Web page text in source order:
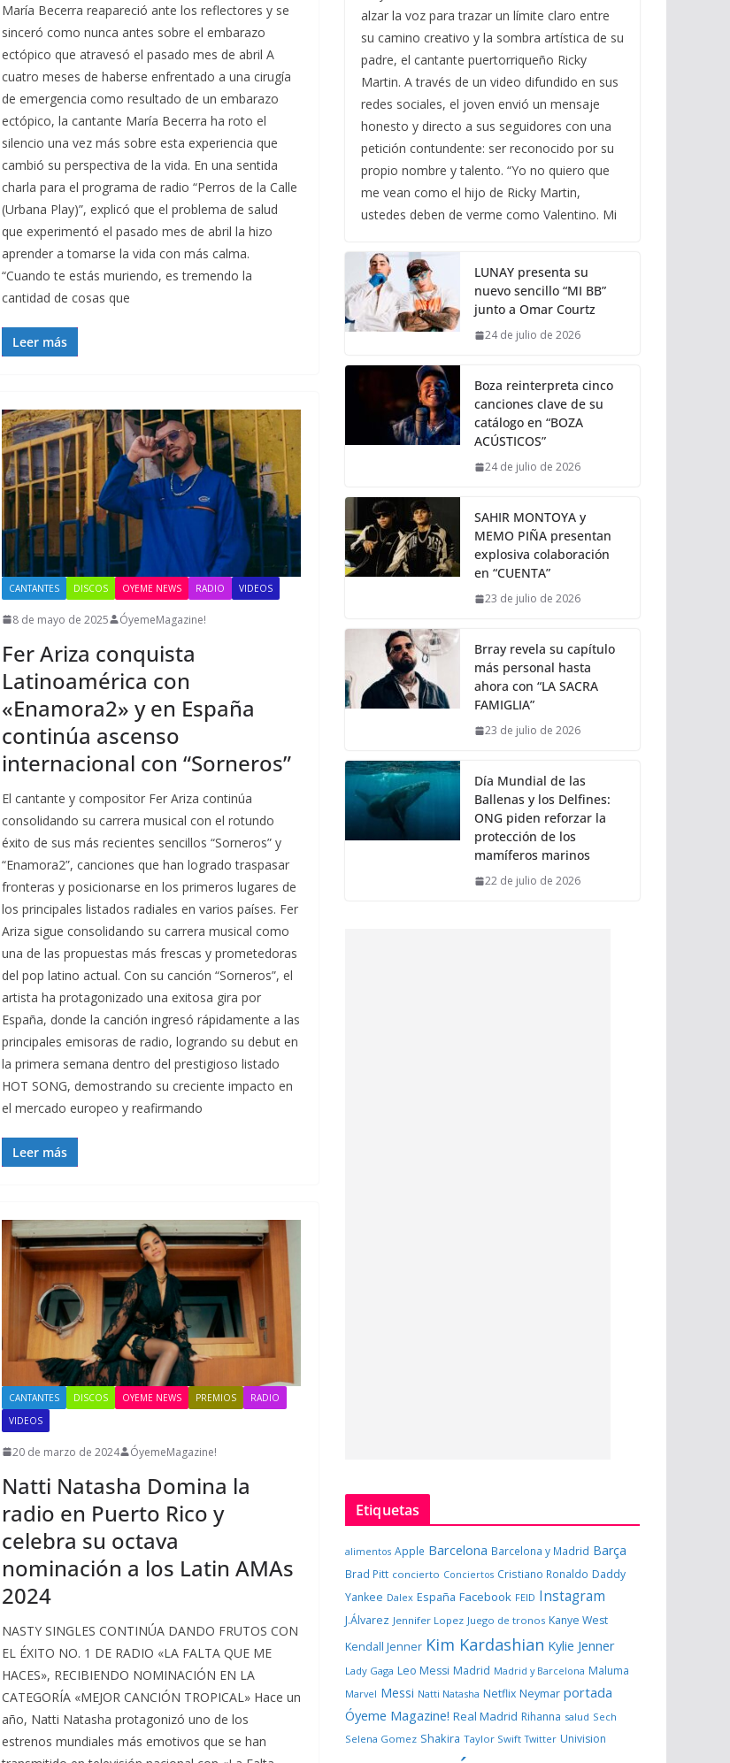
María Becerra reapareció ante los reflectores y se
sinceró como nunca antes sobre el embarazo
ectópico que atravesó el pasado mes de abril A
cuatro meses de haberse enfrentado a una cirugía
de emergencia como resultado de un embarazo
ectópico, la cantante María Becerra ha roto el
silencio una vez más sobre esta experiencia que
cambió su perspectiva de la vida. En una sentida
charla para el programa de radio “Perros de la Calle
(Urbana Play)”, explicó que el problema de salud
que experimentó el pasado mes de abril la hizo
aprender a tomarse la vida con más calma.
“Cuando te estás muriendo, es tremendo la
cantidad de cosas que
Leer más
CANTANTES DISCOS OYEME NEWS RADIO VIDEOS
8 de mayo de 2025 ÓyemeMagazine!
Fer Ariza conquista
Latinoamérica con
«Enamora2» y en España
continúa ascenso
internacional con “Sorneros”
El cantante y compositor Fer Ariza continúa
consolidando su carrera musical con el rotundo
éxito de sus más recientes sencillos “Sorneros” y
“Enamora2”, canciones que han logrado traspasar
fronteras y posicionarse en los primeros lugares de
los principales listados radiales en varios países. Fer
Ariza sigue consolidando su carrera musical como
una de las propuestas más frescas y prometedoras
del pop latino actual. Con su canción “Sorneros”, el
artista ha protagonizado una exitosa gira por
España, donde la canción ingresó rápidamente a las
principales emisoras de radio, logrando su debut en
la primera semana dentro del prestigioso listado
HOT SONG, demostrando su creciente impacto en
el mercado europeo y reafirmando
Leer más
CANTANTES DISCOS OYEME NEWS PREMIOS
RADIO
VIDEOS
20 de marzo de 2024 ÓyemeMagazine!
Natti Natasha Domina la
radio en Puerto Rico y
celebra su octava
nominación a los Latin AMAs
2024
NASTY SINGLES CONTINÚA DANDO FRUTOS CON
EL ÉXITO NO. 1 DE RADIO «LA FALTA QUE ME
HACES», RECIBIENDO NOMINACIÓN EN LA
CATEGORÍA «MEJOR CANCIÓN TROPICAL» Hace un
año, Natti Natasha protagonizó uno de los
estrenos mundiales más emotivos que se han
alzar la voz para trazar un límite claro entre
su camino creativo y la sombra artística de su
padre, el cantante puertorriqueño Ricky
Martin. A través de un video difundido en sus
redes sociales, el joven envió un mensaje
honesto y directo a sus seguidores con una
petición contundente: ser reconocido por su
propio nombre y talento. “Yo no quiero que
me vean como el hijo de Ricky Martin,
ustedes deben de verme como Valentino. Mi
LUNAY presenta su
nuevo sencillo “MI BB”
junto a Omar Courtz
24 de julio de 2026
Boza reinterpreta cinco
canciones clave de su
catálogo en “BOZA
ACÚSTICOS”
24 de julio de 2026
SAHIR MONTOYA y
MEMO PIÑA presentan
explosiva colaboración
en “CUENTA”
23 de julio de 2026
Brray revela su capítulo
más personal hasta
ahora con “LA SACRA
FAMIGLIA”
23 de julio de 2026
Día Mundial de las
Ballenas y los Delfines:
ONG piden reforzar la
protección de los
mamíferos marinos
22 de julio de 2026
Etiquetas
alimentos Apple Barcelona Barcelona y Madrid Barça
Brad Pitt concierto Conciertos Cristiano Ronaldo Daddy
Yankee Dalex España Facebook FEID Instagram
J.Álvarez Jennifer Lopez Juego de tronos Kanye West
Kendall Jenner Kim Kardashian Kylie Jenner
Lady Gaga Leo Messi Madrid Madrid y Barcelona Maluma
Marvel Messi Natti Natasha Netflix Neymar portada
Óyeme Magazine! Real Madrid Rihanna salud Sech
Selena Gomez Shakira Taylor Swift Twitter Univision